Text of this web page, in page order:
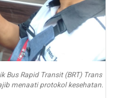
Bus Rapid Transit (BRT) Trans
menaati protokol kesehatan.